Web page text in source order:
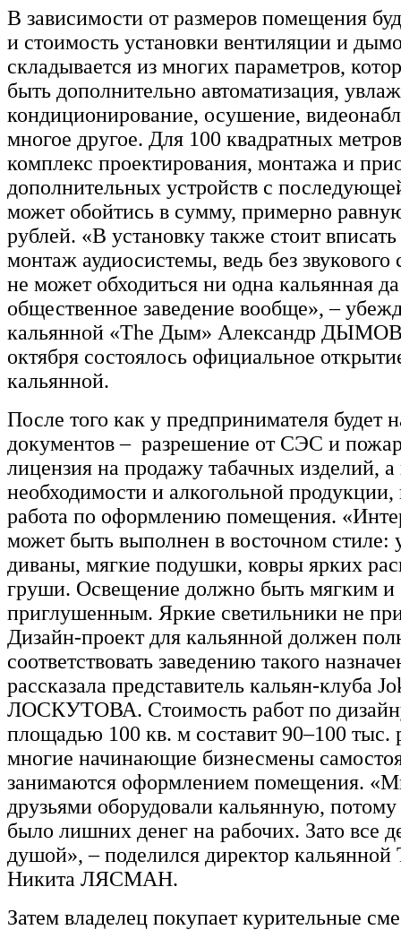
В зависимости от размеров помещения
и стоимость установки вентиляции и
складывается из многих параметров,
быть дополнительно автоматизация,
кондиционирование, осушение,
многое другое. Для 100 квадратных
комплекс проектирования, монтажа и
дополнительных устройств с
может обойтись в сумму, примерно
рублей. «В установку также стоит
монтаж аудиосистемы, ведь без
не может обходиться ни одна кальянная
общественное заведение вообще», –
кальянной «The Дым» Александр
октября состоялось официальное
кальянной.
После того как у предпринимателя будет
документов – разрешение от СЭС и
лицензия на продажу табачных изделий, а
необходимости и алкогольной продукции,
работа по оформлению помещения.
может быть выполнен в восточном стиле:
диваны, мягкие подушки, ковры ярких
груши. Освещение должно быть мягким и
приглушенным. Яркие светильники не
Дизайн-проект для кальянной должен
соответствовать заведению такого
рассказала представитель кальян-клуба
ЛОСКУТОВА. Стоимость работ по
площадью 100 кв. м составит 90–100 тыс.
многие начинающие бизнесмены
занимаются оформлением помещения.
друзьями оборудовали кальянную, потому
было лишних денег на рабочих. Зато все
душой», – поделился директор кальянной
Никита ЛЯСМАН.
Затем владелец покупает курительные